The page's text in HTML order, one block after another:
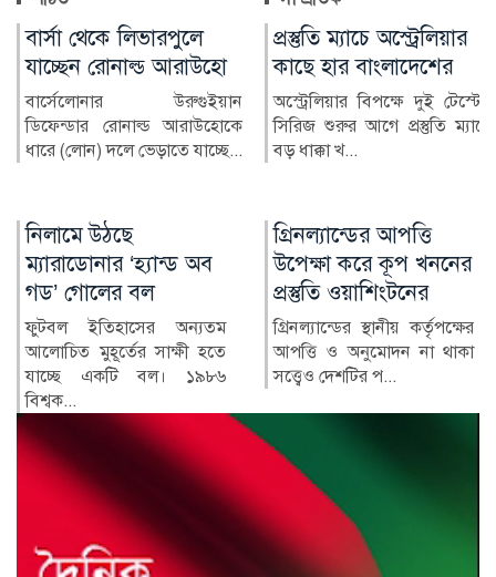
প্রস্তুতি ম্যাচে অস্ট্রেলিয়ার
কাছে হার বাংলাদেশের
অস্ট্রেলিয়ার বিপক্ষে দুই টেস্টের
সিরিজ শুরুর আগে প্রস্তুতি ম্যাচে
বড় ধাক্কা খ...
বিল-বন্ডে বিনিয়োগে
ব্যাংকের মুনাফায় উল্লম্ফন,
চাপে খেলাপিরা
দেশের শেয়ারবাজারে তালিকাভুক্ত
ব্যাংকগুলোর বড় একটি অংশ
গ্রিনল্যান্ডের আপত্তি
উপেক্ষা করে কূপ খননের
প্রস্তুতি ওয়াশিংটনের
গ্রিনল্যান্ডের স্থানীয় কর্তৃপক্ষের
আপত্তি ও অনুমোদন না থাকা
সত্ত্বেও দেশটির প...
রাশিয়া-ইউক্রেন
পাল্টাপাল্টি হামলায়
নিহত ৩, আহত ১০
রাশিয়া ও ইউক্রেনের মধ্যে
শনিবার রাতভর পাল্টাপাল্টি
হামলায় অন্তত তিনজন নিহত